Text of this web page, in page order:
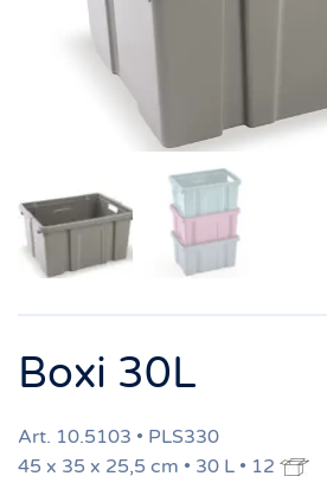
Boxi 30L
Art. 10.5103 • PLS330
45 x 35 x 25,5 cm • 30 L • 12